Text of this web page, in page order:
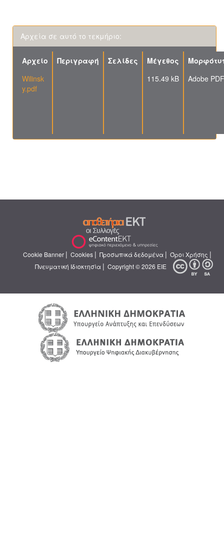
Αρχεία σε αυτό το τεκμήριο:
Αρχείο Περιγραφή Σελίδες Μέγεθος
Wilinsk
y.pdf
115.49 kB Adobe PDF
Cookie Banner | Cookies | Προσωπικά δεδομένα | Όροι Χρήσης |
Πνευματική Ιδιοκτησία | Copyright © 2026 ΕΙΕ